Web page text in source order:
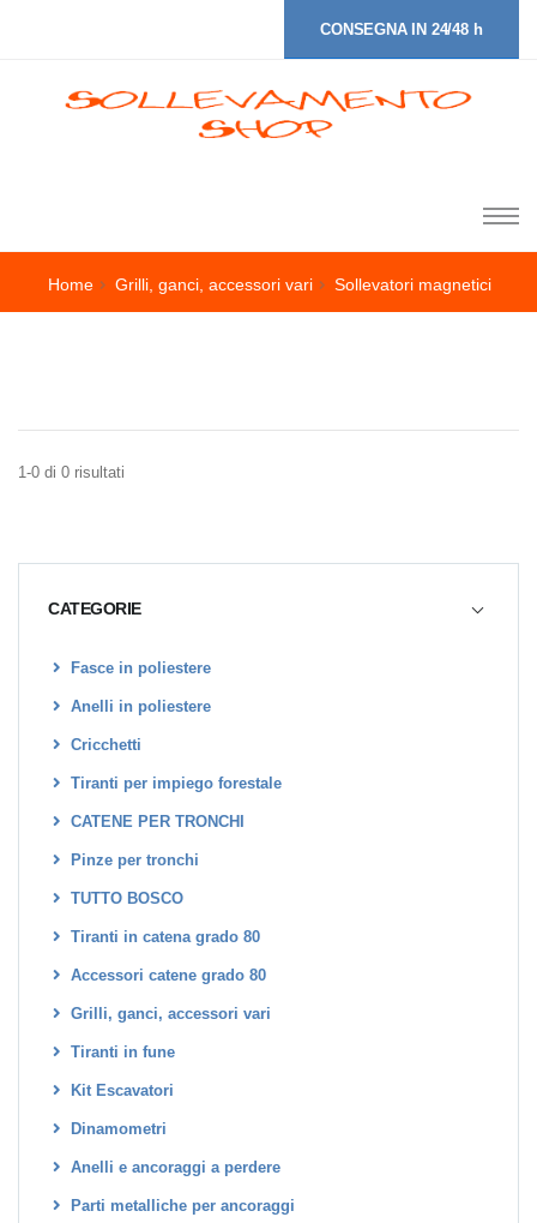
CONSEGNA IN 24/48 h
Home Grilli, ganci, accessori vari Sollevatori magnetici
CATEGORIE
Fasce in poliestere
Anelli in poliestere
Cricchetti
Tiranti per impiego forestale
CATENE PER TRONCHI
Pinze per tronchi
TUTTO BOSCO
Tiranti in catena grado 80
Accessori catene grado 80
Grilli, ganci, accessori vari
Tiranti in fune
Kit Escavatori
Dinamometri
Anelli e ancoraggi a perdere
Parti metalliche per ancoraggi
1-0 di 0 risultati